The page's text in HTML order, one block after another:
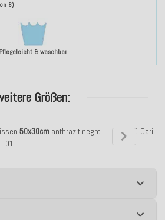
8)
Pflegeleicht & waschbar
Größen:
50x30cm anthrazit negro
01
H.O.C.K.